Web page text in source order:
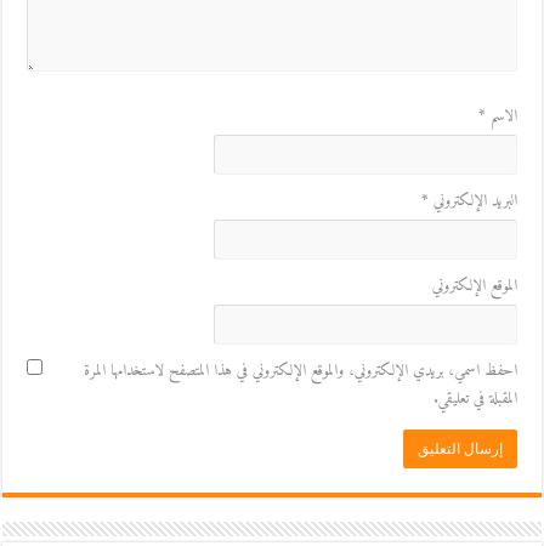
الاسم *
البريد الإلكتروني *
الموقع الإلكتروني
احفظ اسمي، بريدي الإلكتروني، والموقع الإلكتروني في هذا المتصفح لاستخدامها المرة
المقبلة في تعليقي.